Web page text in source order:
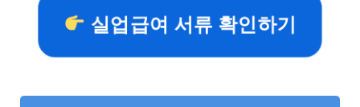
실업급여 서류 확인하기